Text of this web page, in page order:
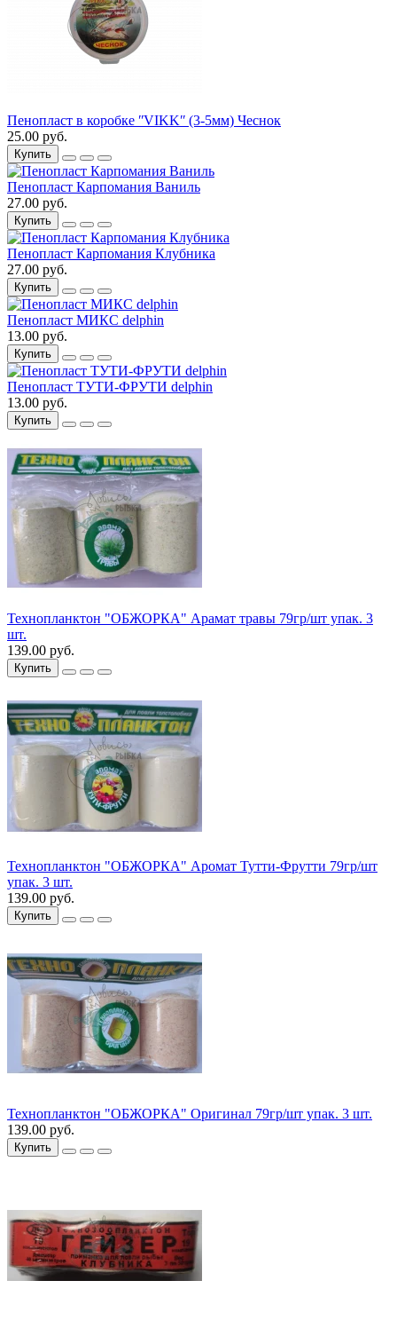
Пенопласт в коробке ʺVIKKʺ (3-5мм) Чеснок
25.00 руб.
Купить
Пенопласт Карпомания Ваниль
27.00 руб.
Купить
Пенопласт Карпомания Клубника
27.00 руб.
Купить
Пенопласт МИКС delphin
13.00 руб.
Купить
Пенопласт ТУТИ-ФРУТИ delphin
13.00 руб.
Купить
Технопланктон "ОБЖОРКА" Арамат травы 79гр/шт упак. 3
шт.
139.00 руб.
Купить
Технопланктон "ОБЖОРКА" Аромат Тутти-Фрутти 79гр/шт
упак. 3 шт.
139.00 руб.
Купить
Технопланктон "ОБЖОРКА" Оригинал 79гр/шт упак. 3 шт.
139.00 руб.
Купить